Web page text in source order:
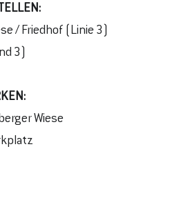
:
/ Friedhof (Linie 3)
3)
Wiese